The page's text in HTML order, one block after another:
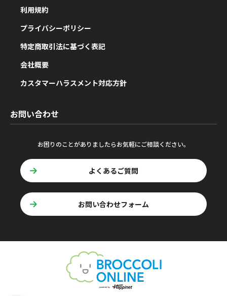
利用規約
プライバシーポリシー
特定商取引法に基づく表記
会社概要
カスタマーハラスメント対応方針
お問い合わせ
お困りのことがありましたらお気軽にご相談ください。
よくあるご質問
お問い合わせフォーム